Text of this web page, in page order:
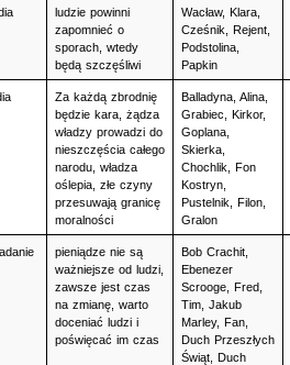
ludzie powinni
zapomnieć o
sporach, wtedy
będą szczęśliwi
Wacław, Klara,
Cześnik, Rejent,
Podstolina,
Papkin
Za każdą zbrodnię
będzie kara, żądza
władzy prowadzi do
nieszczęścia całego
narodu, władza
oślepia, złe czyny
przesuwają granicę
moralności
Balladyna, Alina,
Grabiec, Kirkor,
Goplana,
Skierka,
Chochlik, Fon
Kostryn,
Pustelnik, Filon,
Gralon
pieniądze nie są
ważniejsze od ludzi,
zawsze jest czas
na zmianę, warto
doceniać ludzi i
poświęcać im czas
Bob Crachit,
Ebenezer
Scrooge, Fred,
Tim, Jakub
Marley, Fan,
Duch Przeszłych
Świąt, Duch